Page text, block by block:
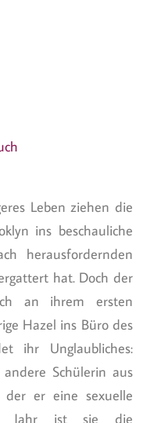
Leben ziehen die
ins beschauliche
herausfordernden
hat. Doch der
an ihrem ersten
Hazel ins Büro des
ihr Unglaubliches:
Schülerin aus
der er eine sexuelle
Jahr ist sie die